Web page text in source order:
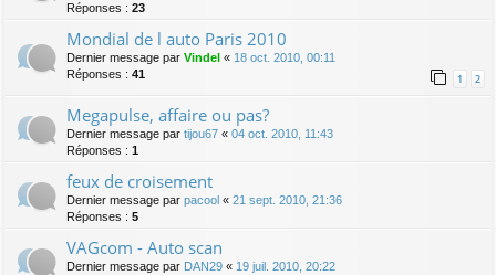
Réponses : 23
Mondial de l auto Paris 2010
Dernier message par Vindel « 18 oct. 2010, 00:11
Réponses : 41 1 2
Megapulse, affaire ou pas?
Dernier message par tijou67 « 04 oct. 2010, 11:43
Réponses : 1
feux de croisement
Dernier message par pacool « 21 sept. 2010, 21:36
Réponses : 5
VAGcom - Auto scan
Dernier message par DAN29 « 19 juil. 2010, 20:22